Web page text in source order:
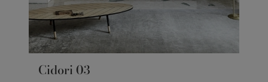
Cidori 03